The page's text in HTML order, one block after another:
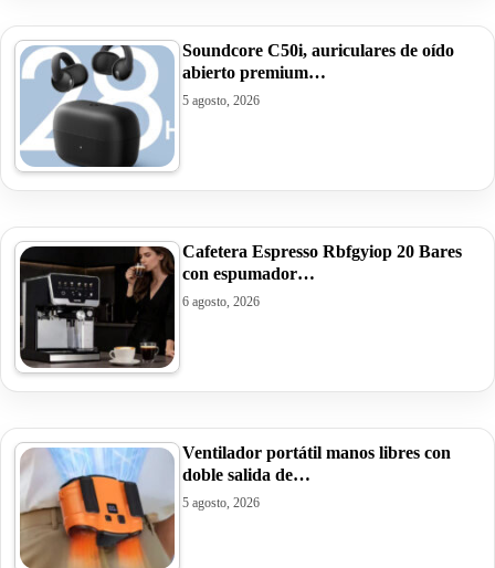
Soundcore C50i, auriculares de oído
abierto premium…
5 agosto, 2026
Cafetera Espresso Rbfgyiop 20 Bares
con espumador…
6 agosto, 2026
Ventilador portátil manos libres con
doble salida de…
5 agosto, 2026